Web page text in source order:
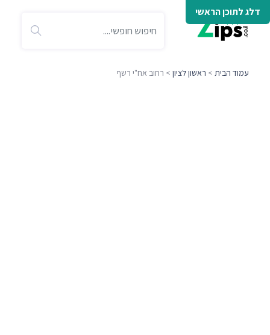
דלג לתוכן הראשי
עמוד הבית > ראשון לציון > רחוב אח"י רשף